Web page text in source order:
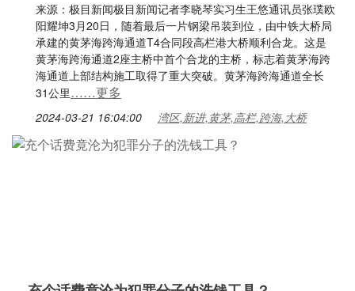
来源：极目新闻极目新闻记者李晓琴实习生王悠通讯员张璞欧
阳耀坤3月20日，随着最后一片钢梁吊装到位，由中铁大桥局
承建的黄茅海跨海通道T4合同段高栏港大桥顺利合龙。这是
黄茅海跨海通道2座主桥中首个合龙的主桥，标志着黄茅海跨
海通道上部结构施工取得了重大突破。黄茅海跨海通道全长
31公里……更多
2024-03-21 16:04:00 湾区,新进,黄茅,高栏,跨海,大桥